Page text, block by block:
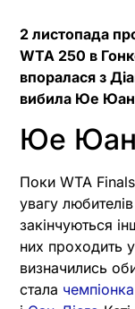
2 листопада
WTA 250 в
впоралася з
вибила Юе
Юе
Поки WTA
увагу
закінчуються
них проходить
визначились
стала